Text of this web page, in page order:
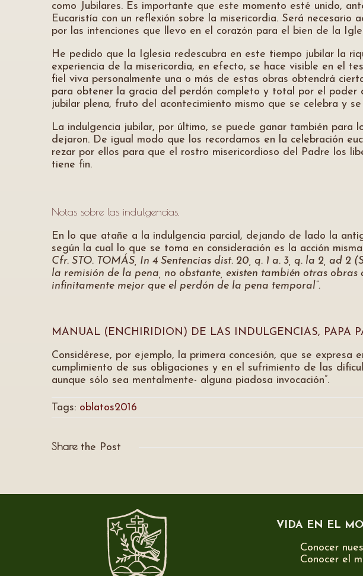
como Jubilares. Es importante que este momento esté unido,
Eucaristía con un reflexión sobre la misericordia. Será
por las intenciones que llevo en el corazón para el bien de la
He pedido que la Iglesia redescubra en este tiempo jubilar la
experiencia de la misericordia, en efecto, se hace visible en el
fiel viva personalmente una o más de estas obras obtendrá
para obtener la gracia del perdón completo y total por el poder
jubilar plena, fruto del acontecimiento mismo que se celebra y
La indulgencia jubilar, por último, se puede ganar también
dejaron. De igual modo que los recordamos en la celebración
rezar por ellos para que el rostro misericordioso del Padre los
tiene fin.
Notas sobre las indulgencias.
En lo que atañe a la indulgencia parcial, dejando de lado la
según la cual lo que se toma en consideración es la acción
Cfr. STO. TOMÁS, In 4 Sentencias dist. 20, q. 1 a. 3, q. la 2, ad
la remisión de la pena, no obstante, existen también otras
infinitamente mejor que el perdón de la pena temporal”.
MANUAL (ENCHIRIDION) DE LAS INDULGENCIAS, PAPA
Considérese, por ejemplo, la primera concesión, que se expresa
cumplimiento de sus obligaciones y en el sufrimiento de las
aunque sólo sea mentalmente- alguna piadosa invocación”.
Tags: oblatos2016
Sharethe Post
VIDA EN EL
Conocer
Conocer el